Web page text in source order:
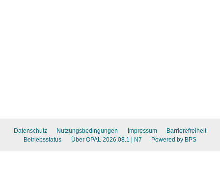
Datenschutz Nutzungsbedingungen Impressum
Barrierefreiheit
Betriebsstatus
Über OPAL 2026.08.1 | N7 Powered by BPS